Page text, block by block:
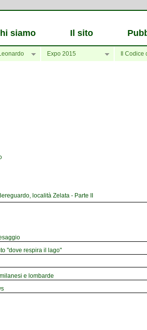
siamo Il sito
Expo 2015 Il Codice
località Zelata - Parte II
"dove respira il lago"
e lombarde